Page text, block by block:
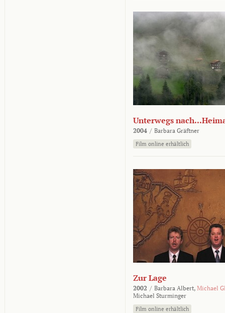
Unterwegs
2004 / Barbara Gräftner
Film online erhältlich
Zur Lage
2002 / Barbara Albert, Michael
Michael Sturminger
Film online erhältlich